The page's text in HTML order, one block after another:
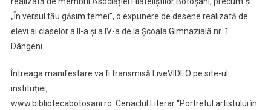
„În versul tău găsim temei”, o expunere de desene realizată de
elevi ai claselor a II-a și a IV-a de la Școala Gimnazială nr. 1
Dângeni.
Întreaga manifestare va fi transmisă LiveVIDEO pe site-ul
instituției,
www.bibliotecabotosani.ro. Cenaclul Literar “Portretul artistului în